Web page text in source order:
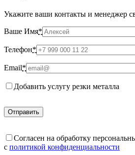
Укажите ваши контакты и менеджер
Ваше Имя*
Телефон*
Email*
Добавить услугу резки металла
Cогласен на обработку
с политикой конфиденциальности